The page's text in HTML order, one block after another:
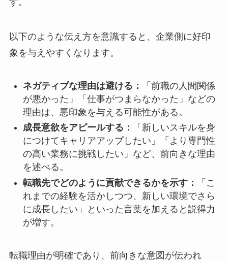
す。
以下のような伝え方を意識すると、企業側に好印
象を与えやすくなります。
ネガティブな理由は避ける：
「前職の人間関係
が悪かった」「仕事がつまらなかった」などの
理由は、悪印象を与える可能性がある。
成長意欲をアピールする：
「新しいスキルを身
につけてキャリアアップしたい」「より専門性
の高い業務に挑戦したい」など、前向きな理由
を述べる。
転職先でどのように貢献できるかを示す：
「こ
れまでの経験を活かしつつ、新しい環境でさら
に成長したい」といった言葉を加えると説得力
が増す。
転職理由が明確であり、前向きな意図が伝われ